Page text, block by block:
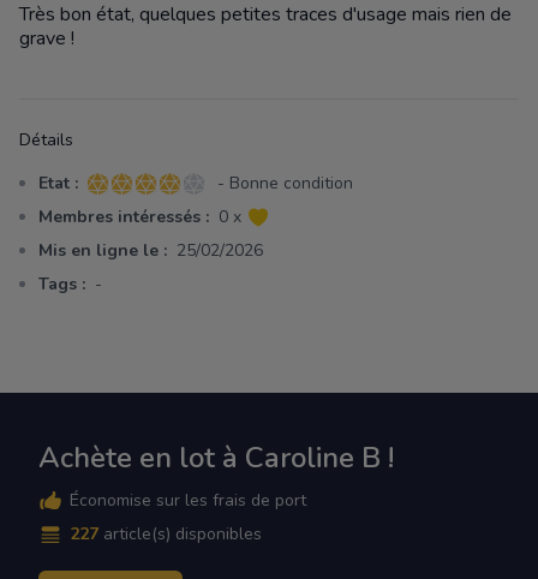
Très bon état, quelques petites traces d'usage mais rien de
grave !
Détails
Etat : 4 sur 5 étoiles
- Bonne condition
Membres intéressés : 0 x
Mis en ligne le : 25/02/2026
Tags : -
Achète en lot à Caroline B !
Économise sur les frais de port
227 article(s) disponibles